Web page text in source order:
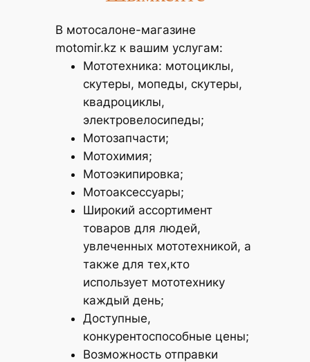
В мотосалоне-магазине
motomir.kz к вашим услугам:
Мототехника: мотоциклы,
скутеры, мопеды, скутеры,
квадроциклы,
электровелосипеды;
Мотозапчасти;
Мотохимия;
Мотоэкипировка;
Мотоаксессуары;
Широкий ассортимент
товаров для людей,
увлеченных мототехникой, а
также для тех,кто
использует мототехнику
каждый день;
Доступные,
конкурентоспособные цены;
Возможность отправки